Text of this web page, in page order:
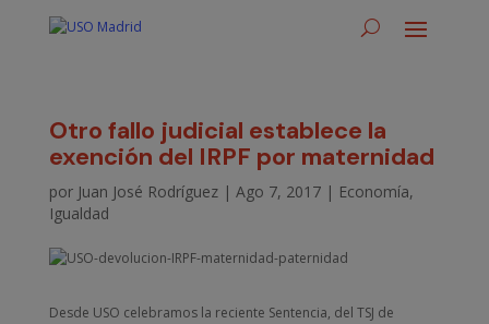
Otro fallo judicial establece la
exención del IRPF por maternidad
por Juan José Rodríguez| Ago 7, 2017| Economía,
Igualdad
Desde USO celebramos la reciente Sentencia, del TSJ de